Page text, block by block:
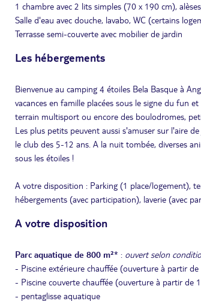
1 chambre avec 2 lits simples (70 x 190 cm),
Salle d'eau avec douche, lavabo, WC (certains
Terrasse semi-couverte avec mobilier de jardin
Les hébergements
Bienvenue au camping 4 étoiles Bela Basque à
vacances en famille placées sous le signe du fun
terrain multisport ou encore des boulodromes,
Les plus petits peuvent aussi s'amuser sur l'aire
le club des 5-12 ans. A la nuit tombée, diverses
sous les étoiles !
A votre disposition : Parking (1 place/logement),
hébergements (avec participation), laverie (avec
A votre disposition
Parc aquatique de 800 m²* : ouvert selon
- Piscine extérieure chauffée (ouverture à partir
- Piscine couverte chauffée (ouverture à partir de
- pentaglisse aquatique